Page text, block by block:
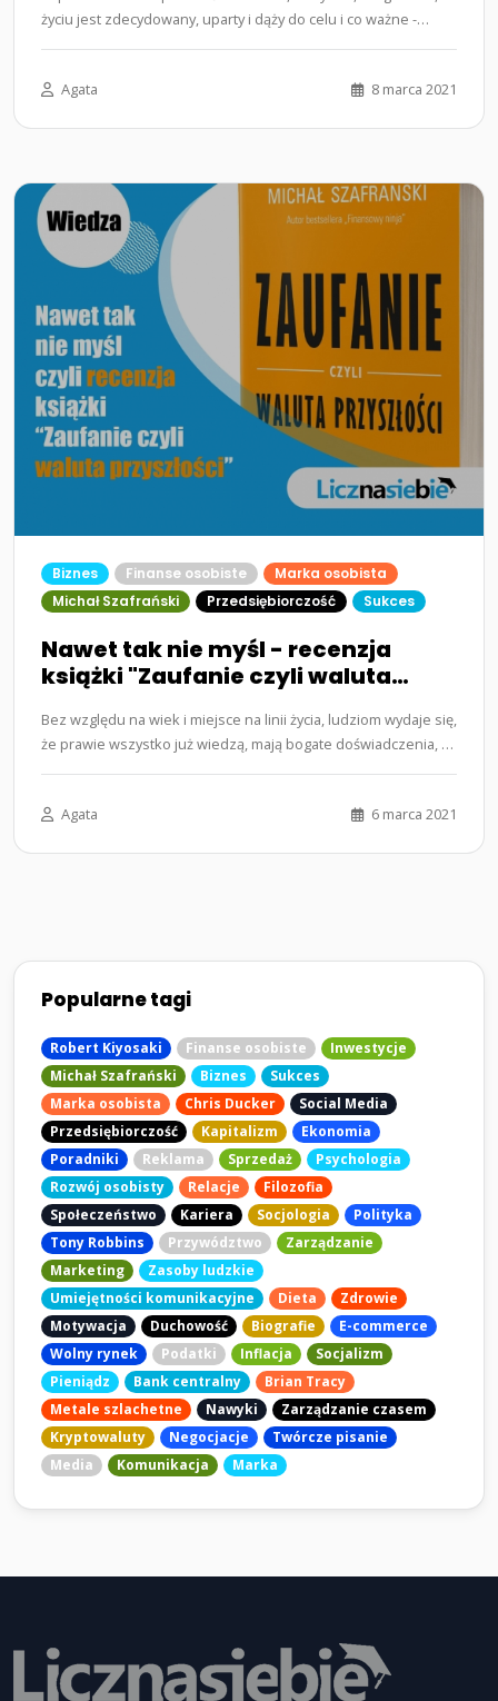
życiu jest zdecydowany, uparty i dąży do celu i co ważne -
Agata 8 marca 2021
Biznes Finanse osobiste
Marka osobista
Michał Szafrański
Przedsiębiorczość Sukces
Nawet tak nie myśl - recenzja
książki "Zaufanie czyli waluta
Szafrańskiego
Bez względu na wiek i miejsce na linii życia, ludziom wydaje się,
że prawie wszystko już wiedzą, mają bogate doświadczenia, a
Agata 6 marca 2021
Popularne tagi
Robert Kiyosaki Finanse osobiste
Inwestycje
Michał Szafrański
Biznes
Sukces
Marka osobista
Chris Ducker
Social Media
Przedsiębiorczość
Kapitalizm
Ekonomia
Poradniki
Reklama Sprzedaż
Psychologia
Rozwój osobisty
Relacje
Filozofia
Społeczeństwo
Kariera Socjologia
Polityka
Tony Robbins
Przywództwo
Zarządzanie
Marketing
Zasoby ludzkie
Umiejętności komunikacyjne
Dieta
Zdrowie
Motywacja
Duchowość Biografie
E-commerce
Wolny rynek
Podatki Inflacja
Socjalizm
Pieniądz
Bank centralny
Brian Tracy
Metale szlachetne
Nawyki
Zarządzanie czasem
Kryptowaluty
Negocjacje
Twórcze pisanie
Media
Komunikacja Marka